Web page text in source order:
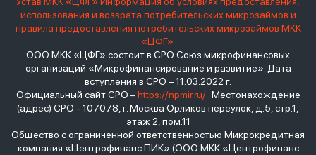
использования и возврата потребительских микрозаймов и
правила предоставления потребительских микрозаймов МКК
«ЦФГ»
ООО МКК «ЦФГ» состоит в СРО Союз микрофинансовых
организаций «Микрофинансирование и развитие». Дата
вступления в СРО – 11.03.2022 г.
Официальный сайт СРО –https://npmir.ru/. Местонахождение
(адрес) СРО - 107078, г. Москва Орликов переулок, д.5, стр.1,
этаж 2, пом.11
Общество с ограниченной ответственностью Микрокредитная
компания «Центрофинанс ПИК» (ООО МКК «Центрофинанс